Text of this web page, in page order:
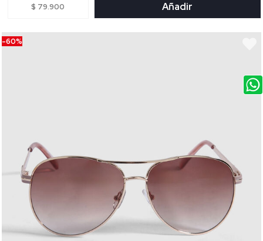
$ 79.900 Añadir
-60%